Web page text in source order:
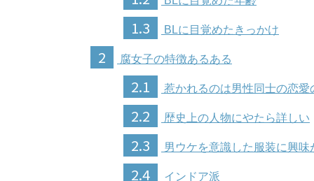
1.3 BLに目覚めたきっかけ
2 腐女子の特徴あるある
2.1 惹かれるのは男性同士の恋愛
2.2 歴史上の人物にやたら詳しい
2.3 男ウケを意識した服装に興味
2.4 インドア派